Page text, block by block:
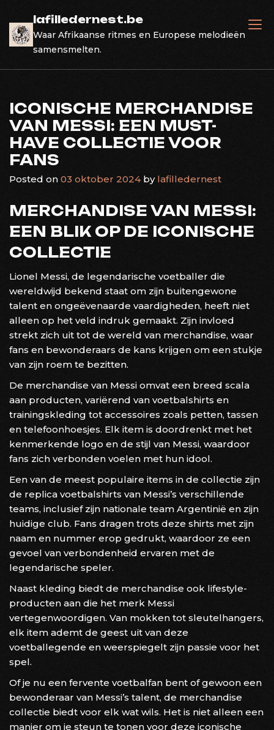
content
lafilledernest.be
Waar Afrikaanse ritmes en Europese melodieën
samensmelten.
ICONISCHE MERCHANDISE
VAN MESSI: EEN MUST-
HAVE COLLECTIE VOOR
FANS
Posted on 03 oktober 2024by lafilledernest
MERCHANDISE VAN MESSI:
EEN BLIK OP DE ICONISCHE
COLLECTIE
Lionel Messi, de legendarische voetballer die
wereldwijd bekend staat om zijn buitengewone
talent en ongeëvenaarde vaardigheden, heeft niet
alleen op het veld indruk gemaakt. Zijn invloed
strekt zich uit tot de wereld van merchandise, waar
fans en bewonderaars de kans krijgen om een stukje
van zijn roem te bezitten.
De merchandise van Messi omvat een breed scala
aan producten, variërend van voetbalshirts en
trainingskleding tot accessoires zoals petten, tassen
en telefoonhoesjes. Elk item is doordrenkt met het
kenmerkende logo en de stijl van Messi, waardoor
fans zich verbonden voelen met hun idool.
Een van de meest populaire items in de collectie zijn
de replica voetbalshirts van Messi’s verschillende
teams, inclusief zijn nationale team Argentinië en zijn
huidige club. Fans dragen trots deze shirts met zijn
naam en nummer erop gedrukt, waardoor ze een
gevoel van verbondenheid ervaren met de
legendarische speler.
Naast kleding biedt de merchandise ook lifestyle-
producten aan die het merk Messi
vertegenwoordigen. Van mokken tot sleutelhangers,
elk item ademt de geest uit van deze
voetballegende en weerspiegelt zijn passie voor het
spel.
Of je nu een fervente voetbalfan bent of gewoon een
bewonderaar van Messi’s talent, de merchandise
collectie biedt voor elk wat wils. Het is niet alleen een
manier om je steun te tonen voor deze iconische